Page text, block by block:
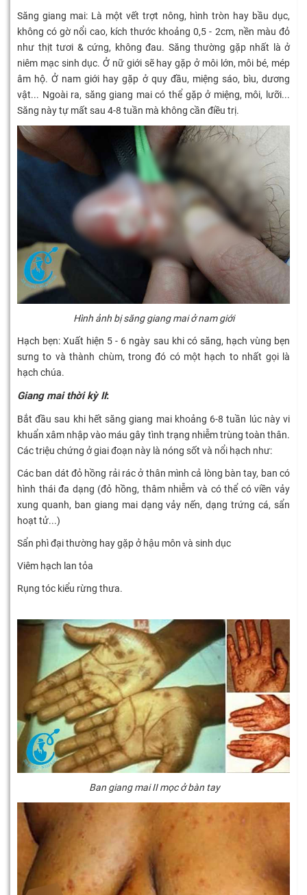
Săng giang mai: Là một vết trợt nông, hình tròn hay bầu dục,
không có gờ nổi cao, kích thước khoảng 0,5 - 2cm, nền màu đỏ
như thịt tươi & cứng, không đau. Săng thường gặp nhất là ở
niêm mạc sinh dục. Ở nữ giới sẽ hay gặp ở môi lớn, môi bé, mép
âm hộ. Ở nam giới hay gặp ở quy đầu, miệng sáo, bìu, dương
vật... Ngoài ra, săng giang mai có thể gặp ở miệng, môi, lưỡi...
Săng này tự mất sau 4-8 tuần mà không cần điều trị.
Hình ảnh bị săng giang mai ở nam giới
Hạch bẹn: Xuất hiện 5 - 6 ngày sau khi có săng, hạch vùng bẹn
sưng to và thành chùm, trong đó có một hạch to nhất gọi là
hạch chúa.
Giang mai thời kỳ II:
Bắt đầu sau khi hết săng giang mai khoảng 6-8 tuần lúc này vi
khuẩn xâm nhập vào máu gây tình trạng nhiễm trùng toàn thân.
Các triệu chứng ở giai đoạn này là nóng sốt và nổi hạch như:
Các ban dát đỏ hồng rải rác ở thân mình cả lòng bàn tay, ban có
hình thái đa dạng (đỏ hồng, thâm nhiễm và có thể có viền vảy
xung quanh, ban giang mai dạng vảy nến, dạng trứng cá, sẩn
hoạt tử...)
Sẩn phì đại thường hay gặp ở hậu môn và sinh dục
Viêm hạch lan tỏa
Rụng tóc kiểu rừng thưa.
Ban giang mai II mọc ở bàn tay